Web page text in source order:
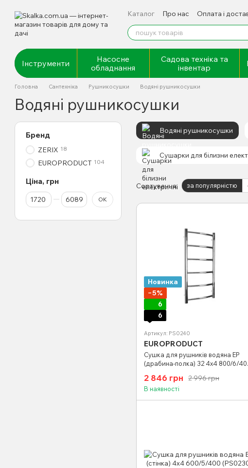
Каталог Про нас Оплата і
Відгуки про магазин
Інструменти
Насосне
обладнання
Садова техніка та
інвентар
Головна Сантехніка Рушникосушки Водяні рушникосушки
Водяні рушникосушки
Водяні рушникосушки
Сушарки для білизни
Сортування: за популярністю
Новинка
−5%
6
6
Артикул: PS0240
EUROPRODUCT
Сушка для рушників водяна EP
(драбина-полка) 32 4х4 800/6/
2 996 грн
2 846 грн
В наявності
Бренд
ZERIX 18
EUROPRODUCT 104
Ціна, грн
Від Ціна, грн
До Ціна, грн ОК